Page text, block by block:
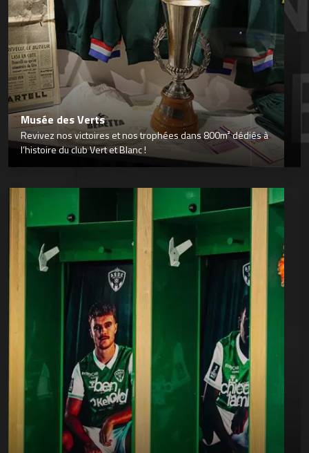
Musée des Verts
Revivez nos victoires et nos trophées dans 800m² dédiés à
l’histoire du club Vert et Blanc !